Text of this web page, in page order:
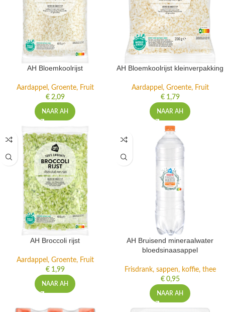
AH Bloemkoolrijst
Aardappel, Groente, Fruit
€2,09
NAAR AH
AH Bloemkoolrijst kleinverpakking
Aardappel, Groente, Fruit
€1,79
NAAR AH
AH Broccoli rijst
Aardappel, Groente, Fruit
€1,99
NAAR AH
AH Bruisend mineraalwater
bloedsinaasappel
Frisdrank, sappen, koffie, thee
€0,95
NAAR AH